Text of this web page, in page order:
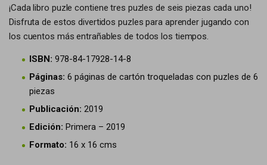
¡Cada libro puzle contiene tres puzles de seis piezas cada uno!
Disfruta de estos divertidos puzles para aprender jugando con
los cuentos más entrañables de todos los tiempos.
ISBN: 978-84-17928-14-8
Páginas: 6 páginas de cartón troqueladas con puzles de 6
piezas
Publicación: 2019
Edición: Primera – 2019
Formato: 16 x 16 cms